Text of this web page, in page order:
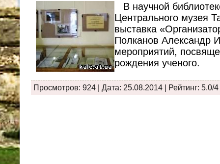
В научной
Центрального музея
выставка
Полканов Александр
мероприятий,
рождения ученого.
Просмотров: 924 | Дата: 25.08.2014 | Рейтинг: 5.0/